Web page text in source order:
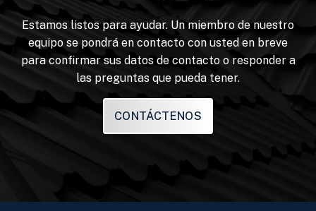
Estamos listos para ayudar. Un miembro de nuestro
equipo se pondrá en contacto con usted en breve
para confirmar sus datos de contacto o responder a
las preguntas que pueda tener.
CONTÁCTENOS